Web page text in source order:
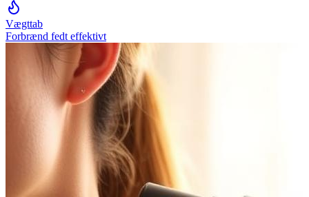
Vægttab
Forbrænd fedt effektivt